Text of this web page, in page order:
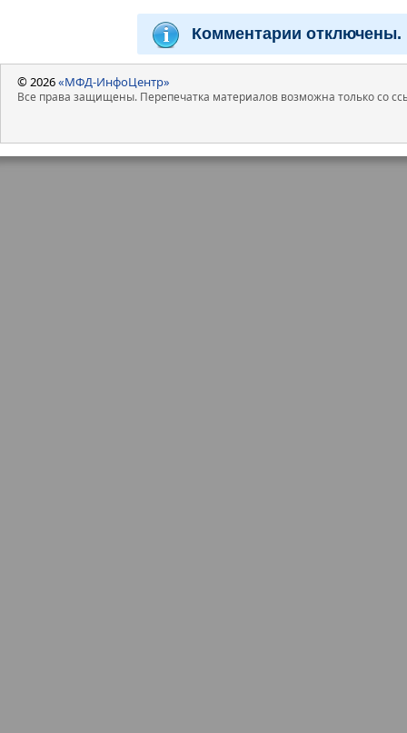
Комментарии отключены.
© 2026«МФД-ИнфоЦентр»
Все права защищены. Перепечатка материалов возможна только со